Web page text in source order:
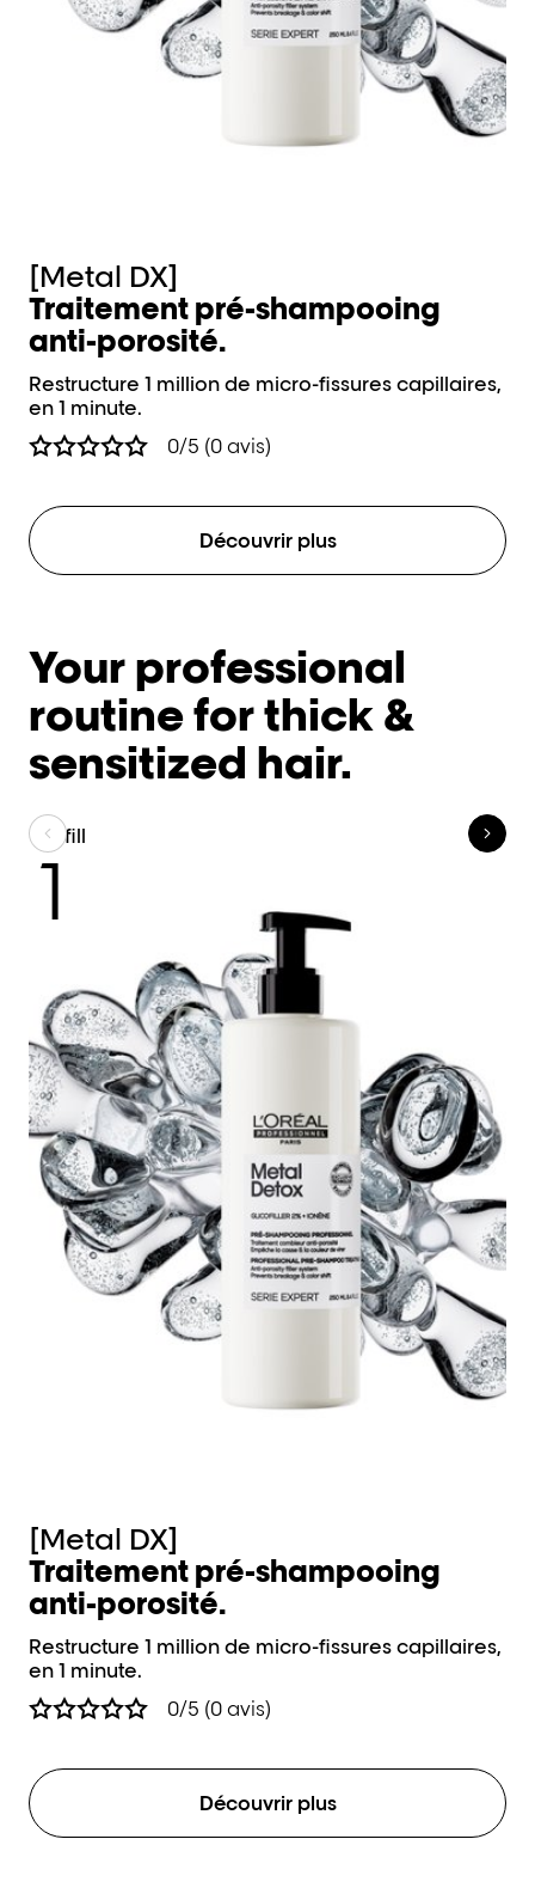
[Metal DX]
Traitement pré-shampooing
anti-porosité.
Restructure 1 million de micro-fissures capillaires,
en 1 minute.
0/5 (0 avis)
Découvrir plus
Your professional
routine for thick &
sensitized hair.
Refill
1
[Metal DX]
Traitement pré-shampooing
anti-porosité.
Restructure 1 million de micro-fissures capillaires,
en 1 minute.
0/5 (0 avis)
Découvrir plus